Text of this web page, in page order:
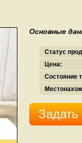
Основные
Статус
Цена:
Состояние
Задать